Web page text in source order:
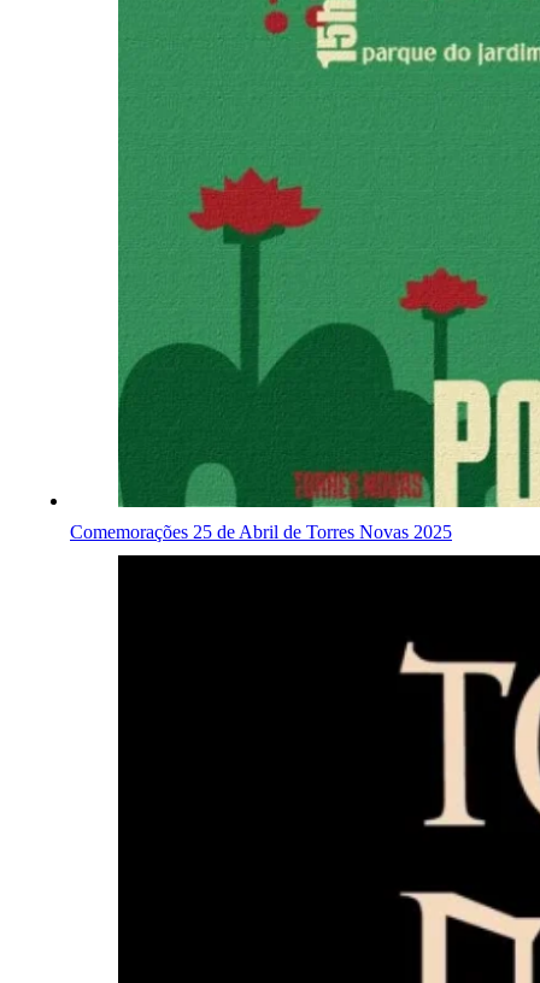
Comemorações 25 de Abril de Torres Novas 2025